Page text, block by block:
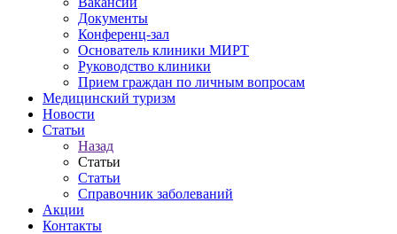
Документы
Конференц-зал
Основатель клиники МИРТ
Руководство клиники
Прием граждан по личным вопросам
Медицинский туризм
Новости
Статьи
Назад
Статьи
Статьи
Справочник заболеваний
Акции
Контакты